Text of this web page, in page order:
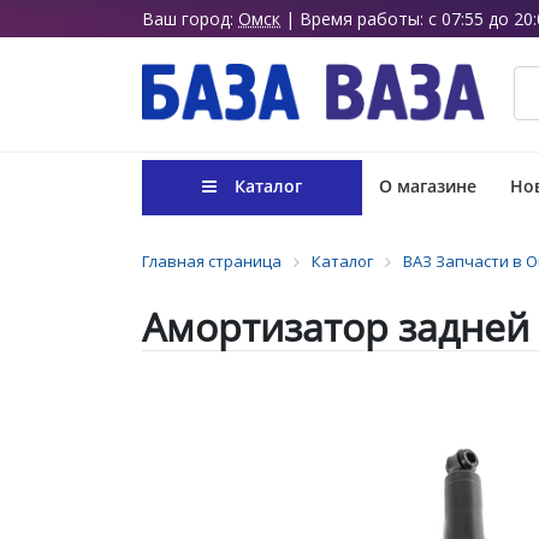
Ваш город: Омск | Время работы: с 07:55 до
Каталог О магазине
Главная страница Каталог ВАЗ Запчасти в
Амортизатор